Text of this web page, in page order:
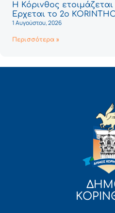
Η Κόρινθος
Έρχεται το 2ο
1 Αυγούστου, 2026
Περισσότερα »